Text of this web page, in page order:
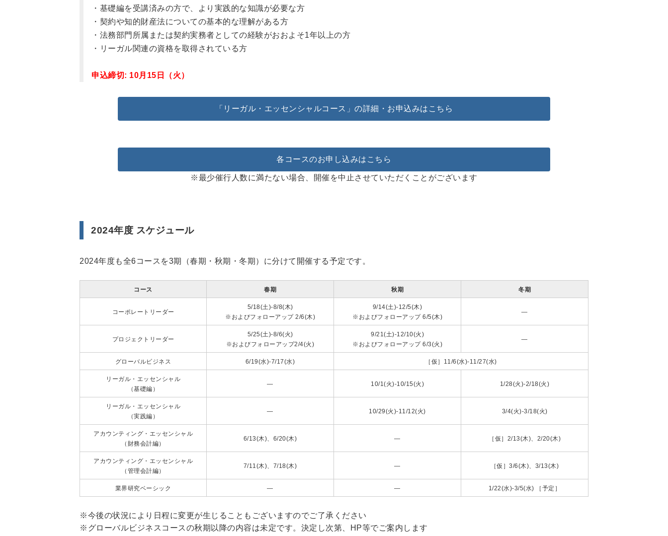
・基礎編を受講済みの方で、より実践的な知識が必要な方
・契約や知的財産法についての基本的な理解がある方
・法務部門所属または契約実務者としての経験がおおよそ1年以上の方
・リーガル関連の資格を取得されている方
申込締切: 10月15日（火）
「リーガル・エッセンシャルコース」の詳細・お申込みはこちら
各コースのお申し込みはこちら
※最少催行人数に満たない場合、開催を中止させていただくことがございます
2024年度 スケジュール
2024年度も全6コースを3期（春期・秋期・冬期）に分けて開催する予定です。
コース 春期 秋期 冬期
コーポレートリーダー
5/18(土)-8/8(木)
※およびフォローアップ 2/6(木)
9/14(土)-12/5(木)
※およびフォローアップ 6/5(木)
―
プロジェクトリーダー
5/25(土)-8/6(火)
※およびフォローアップ2/4(火)
9/21(土)-12/10(火)
※およびフォローアップ 6/3(火)
―
グローバルビジネス 6/19(水)-7/17(水) ［仮］11/6(水)-11/27(水)
リーガル・エッセンシャル
（基礎編）
― 10/1(火)-10/15(火) 1/28(火)-2/18(火)
リーガル・エッセンシャル
（実践編）
― 10/29(火)-11/12(火) 3/4(火)-3/18(火)
アカウンティング・エッセンシャル
（財務会計編）
6/13(木)、6/20(木) ― ［仮］2/13(木)、2/20(木)
アカウンティング・エッセンシャル
（管理会計編）
7/11(木)、7/18(木) ― ［仮］3/6(木)、3/13(木)
業界研究ベーシック ― ― 1/22(水)-3/5(水) ［予定］
※今後の状況により日程に変更が生じることもございますのでご了承ください
※グローバルビジネスコースの秋期以降の内容は未定です。決定し次第、HP等でご案内します